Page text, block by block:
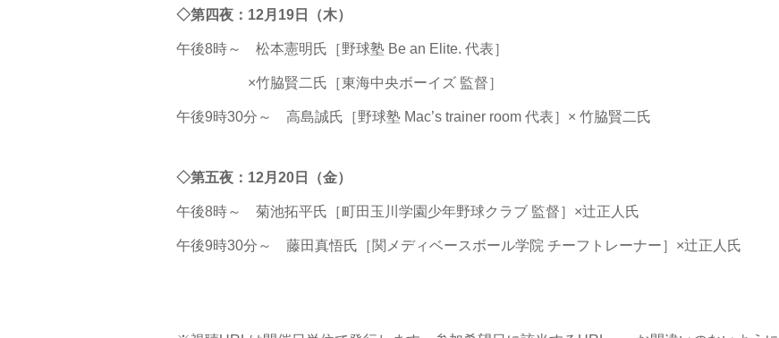
◇第四夜：12月19日（木）
午後8時～ 松本憲明氏［野球塾 Be an Elite. 代表］
×竹脇賢二氏［東海中央ボーイズ 監督］
午後9時30分～ 高島誠氏［野球塾 Mac’s trainer room 代表］× 竹脇賢二氏
◇第五夜：12月20日（金）
午後8時～ 菊池拓平氏［町田玉川学園少年野球クラブ 監督］×辻正人氏
午後9時30分～ 藤田真悟氏［関メディベースボール学院 チーフトレーナー］×辻正人氏